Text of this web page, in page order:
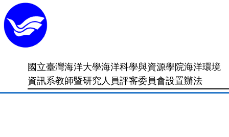
國立臺灣海洋大學海洋科學與資源學院海洋環境
資訊系教師暨研究人員評審委員會設置辦法